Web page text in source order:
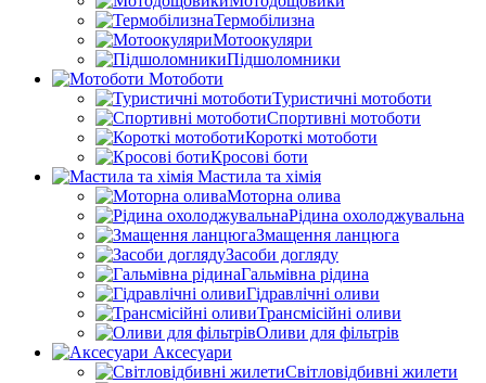
Термобілизна
Мотоокуляри
Підшоломники
Мотоботи
Туристичні мотоботи
Спортивні мотоботи
Короткі мотоботи
Кросові боти
Мастила та хімія
Моторна олива
Рідина охолоджувальна
Змащення ланцюга
Засоби догляду
Гальмівна рідина
Гідравлічні оливи
Трансмісійні оливи
Оливи для фільтрів
Аксесуари
Світловідбивні жилети